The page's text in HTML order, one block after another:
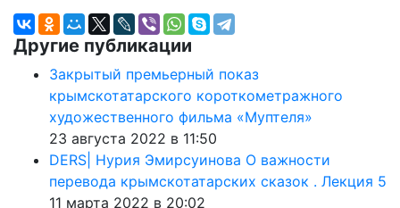
Другие публикации
Закрытый премьерный показ
крымскотатарского короткометражного
художественного фильма «Муптеля»
23 августа 2022 в 11:50
DERS| Нурия Эмирсуинова О важности
перевода крымскотатарских сказок . Лекция 5
11 марта 2022 в 20:02